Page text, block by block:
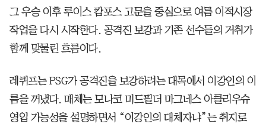
그 우승 이후 루이스 캄포스 고문을 중심으로 여름 이적시장
작업을 다시 시작한다. 공격진 보강과 기존 선수들의 거취가
함께 맞물린 흐름이다.
레퀴프는 PSG가 공격진을 보강하려는 대목에서 이강인의 이
름을 꺼냈다. 매체는 모나코 미드필더 마그네스 아클리우슈
영입 가능성을 설명하면서 “이강인의 대체자냐”는 취지로